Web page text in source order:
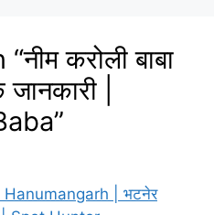
करोली बाबा
|
| भटनेर